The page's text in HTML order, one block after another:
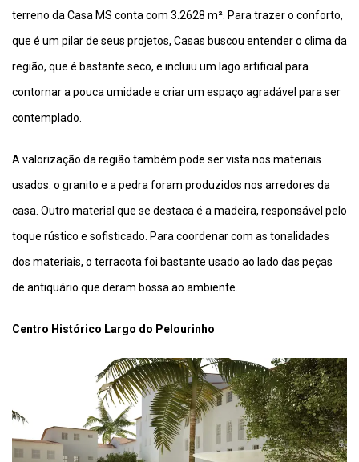
terreno da Casa MS conta com 3.2628 m². Para trazer o conforto,
que é um pilar de seus projetos, Casas buscou entender o clima da
região, que é bastante seco, e incluiu um lago artificial para
contornar a pouca umidade e criar um espaço agradável para ser
contemplado.
A valorização da região também pode ser vista nos materiais
usados: o granito e a pedra foram produzidos nos arredores da
casa. Outro material que se destaca é a madeira, responsável pelo
toque rústico e sofisticado. Para coordenar com as tonalidades
dos materiais, o terracota foi bastante usado ao lado das peças
de antiquário que deram bossa ao ambiente.
Centro Histórico Largo do Pelourinho